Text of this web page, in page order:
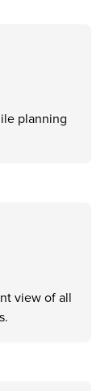
planning
view of all